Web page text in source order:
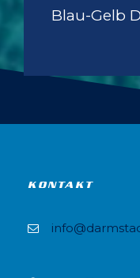
Blau-Gelb
KONTAKT